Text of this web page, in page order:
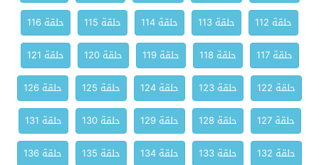
حلقة 112
حلقة 113 حلقة 114 حلقة 115
حلقة 116
حلقة 117
حلقة 118 حلقة 119 حلقة 120
حلقة 121
حلقة 122
حلقة 123 حلقة 124 حلقة 125
حلقة 126
حلقة 127
حلقة 128 حلقة 129 حلقة 130
حلقة 131
حلقة 132
حلقة 133 حلقة 134 حلقة 135 حلقة 136